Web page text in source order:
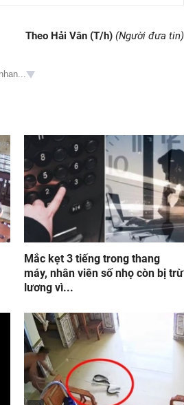
Theo Hải Vân (T/h) (Người đưa tin)
Mắc kẹt 3 tiếng trong thang
máy, nhân viên số nhọ còn bị trừ
lương vì...